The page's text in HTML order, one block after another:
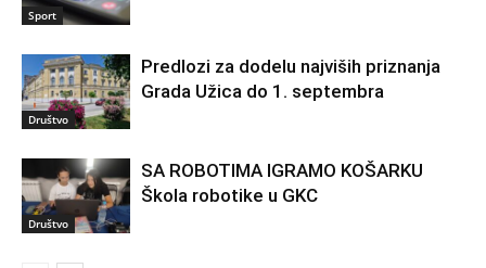
Sport
Društvo
Predlozi za dodelu najviših priznanja
Grada Užica do 1. septembra
Društvo
SA ROBOTIMA IGRAMO KOŠARKU
Škola robotike u GKC